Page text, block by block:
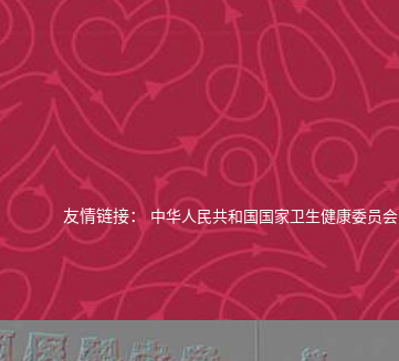
友情链接：中华人民共和国国家卫生健康委员会